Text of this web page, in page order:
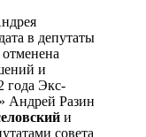
в депутаты
и
года Экс-
Андрей Разин
и
совета